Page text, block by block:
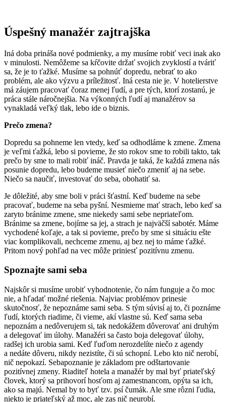
Úspešný manažér zajtrajška
Iná doba prináša nové podmienky, a my musíme robiť veci inak ako
v minulosti. Nemôžeme sa kŕčovite držať svojich zvyklostí a tváriť
sa, že je to ťažké. Musíme sa pohnúť dopredu, nebrať to ako
problém, ale ako výzvu a príležitosť. Iná cesta nie je. V hotelierstve
má záujem pracovať čoraz menej ľudí, a pre tých, ktorí zostanú, je
práca stále náročnejšia. Na výkonných ľudí aj manažérov sa
vynakladá veľký tlak, lebo ide o biznis.
Prečo zmena?
Dopredu sa pohneme len vtedy, keď sa odhodláme k zmene. Zmena
je veľmi ťažká, lebo si povieme, že sto rokov sme to robili takto, tak
prečo by sme to mali robiť ináč. Pravda je taká, že každá zmena nás
posunie dopredu, lebo budeme musieť niečo zmeniť aj na sebe.
Niečo sa naučiť, investovať do seba, obohatiť sa.
Je dôležité, aby sme boli v práci šťastní. Keď budeme na sebe
pracovať, budeme na seba pyšní. Nesmieme mať strach, lebo keď sa
zaryto bránime zmene, sme niekedy sami sebe nepriateľom.
Bránime sa zmene, bojíme sa jej, a strach je najväčší sabotér. Máme
vychodené koľaje, a tak si povieme, prečo by sme si situáciu ešte
viac komplikovali, nechceme zmenu, aj bez nej to máme ťažké.
Pritom nový pohľad na vec môže priniesť pozitívnu zmenu.
Spoznajte sami seba
Najskôr si musíme urobiť vyhodnotenie, čo nám funguje a čo moc
nie, a hľadať možné riešenia. Najviac problémov prinesie
skutočnosť, že nepoznáme sami seba. S tým súvisí aj to, či poznáme
ľudí, ktorých riadime, či vieme, akí vlastne sú. Keď sama seba
nepoznám a nedôverujem si, tak nedokážem dôverovať ani druhým
a delegovať im úlohy. Manažéri sa často boja delegovať úlohy,
radšej ich urobia sami. Keď ľuďom nerozdelíte niečo z agendy
a nedáte dôveru, nikdy nezistíte, či sú schopní. Lebo kto nič nerobí,
nič nepokazí. Sebapoznanie je základom pre odštartovanie
pozitívnej zmeny. Riaditeľ hotela a manažér by mal byť priateľský
človek, ktorý sa prihovorí hosťom aj zamestnancom, opýta sa ich,
ako sa majú. Nemal by to byť tzv. psí čumák. Ale sme rôzni ľudia,
niekto je priateľský až moc, ale zas nič neurobí.